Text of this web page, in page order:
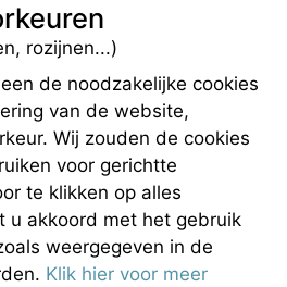
: 44.130661010742187
: 5.1876931190490723
90 65 60 18
nieuwsbrief
aanvraag
naturistisch leven
bepalingen
Huurvoorwaarden
Fotocredits
Contact
rozijnen...)
de noodzakelijke cookies
van de website,
Wij zouden de cookies
voor gerichtte
te klikken op alles
u akkoord met het gebruik
weergegeven in de
Klik hier voor meer